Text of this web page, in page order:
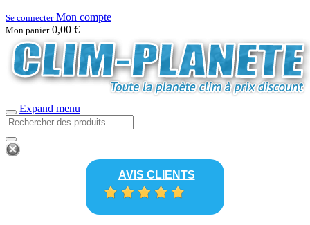
Se connecterMon compte
Mon panier 0,00 €
Expand menu
AVIS CLIENTS